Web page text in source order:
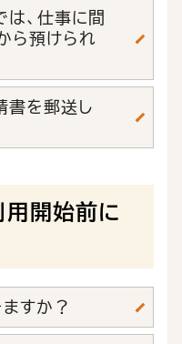
、仕事に間
ら預けられ
を郵送し
開始前に
すか？